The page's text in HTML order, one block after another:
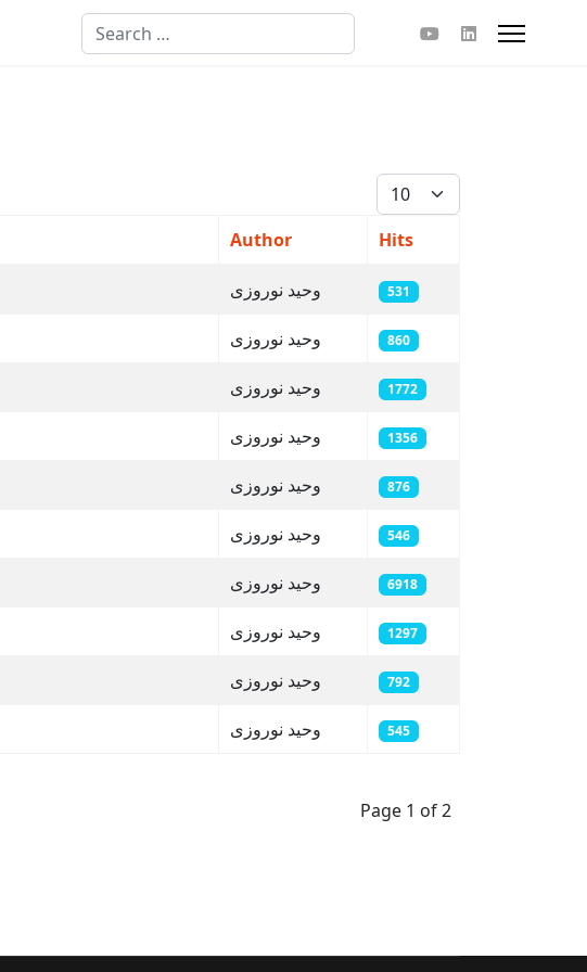
Select your language
Search
Display #
Author Hits
وحید نوروزی 531
وحید نوروزی 860
وحید نوروزی 1772
وحید نوروزی 1356
وحید نوروزی 876
وحید نوروزی 546
وحید نوروزی 6918
وحید نوروزی 1297
وحید نوروزی 792
وحید نوروزی 545
Page 1 of 2